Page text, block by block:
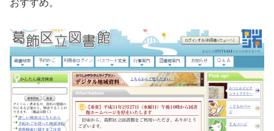
おすすめ。